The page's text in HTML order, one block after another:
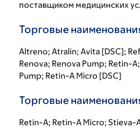
поставщиком медицинских
Торговые
Altreno; Atralin; Avita [DSC];
Renova; Renova Pump; Retin-
Pump; Retin-A Micro [DSC]
Торговые
Retin-A; Retin-A Micro; Stieva-